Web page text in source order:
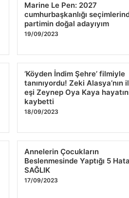
Marine Le Pen: 2027
cumhurbaşkanlığı
partimin doğal adayıyım
19/09/2023
‘Köyden İndim Şehre’ filmiyle
tanınıyordu! Zeki Alasya’nın
eşi Zeynep Oya Kaya
kaybetti
18/09/2023
Annelerin Çocukların
Beslenmesinde Yaptığı 5
SAĞLIK
17/09/2023